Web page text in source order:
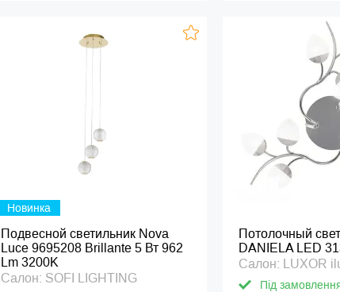
Новинка
Подвесной светильник Nova
Luce 9695208 Brillante 5 Вт 962
Lm 3200K
Салон: SOFI LIGHTING
Потолочный
DANIELA LED
Салон: LUXOR
Під